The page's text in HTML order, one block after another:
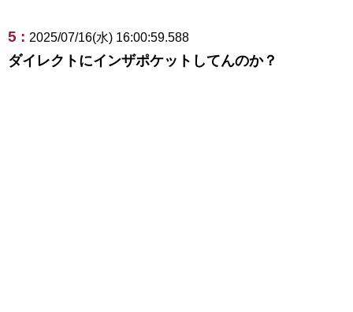
5 : 2025/07/16(水) 16:00:59.588
ダイレクトにインザポケットしてんのか？